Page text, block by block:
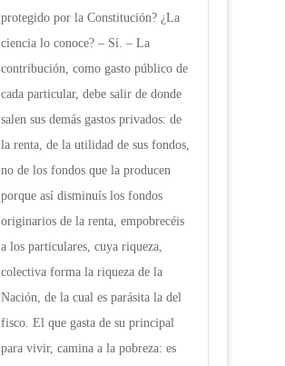
protegido por la Constitución? ¿La
ciencia lo conoce? – Sí. – La
contribución, como gasto público de
cada particular, debe salir de donde
salen sus demás gastos privados: de
la renta, de la utilidad de sus fondos,
no de los fondos que la producen
porque así disminuís los fondos
originarios de la renta, empobrecéis
a los particulares, cuya riqueza,
colectiva forma la riqueza de la
Nación, de la cual es parásita la del
fisco. El que gasta de su principal
para vivir, camina a la pobreza: es